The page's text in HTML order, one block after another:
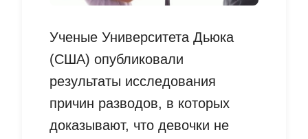
Ученые Университета Дьюка
(США) опубликовали
результаты исследования
причин разводов, в которых
доказывают, что девочки не